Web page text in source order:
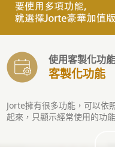
使用客製化功
客製化功能
Jorte擁有很多功能，可以依
起來，只顯示經常使用的功